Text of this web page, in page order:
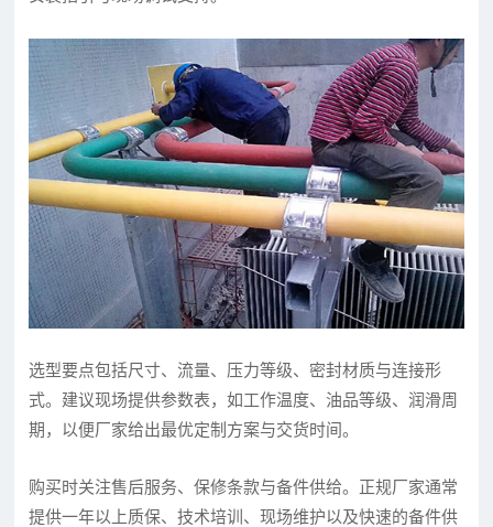
选型要点包括尺寸、流量、压力等级、密封材质与连接形
式。建议现场提供参数表，如工作温度、油品等级、润滑周
期，以便厂家给出最优定制方案与交货时间。
购买时关注售后服务、保修条款与备件供给。正规厂家通常
提供一年以上质保、技术培训、现场维护以及快速的备件供